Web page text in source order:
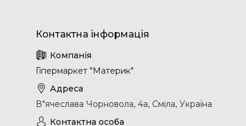
Гіпермаркет "Материк"
В"ячеслава Чорновола, 4а, Сміла, Україна